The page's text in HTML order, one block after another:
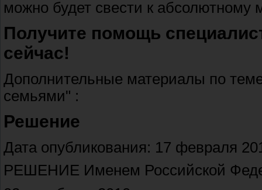
можно будет свести к абсолютному
Получите помощь
сейчас!
Дополнительные материалы по
семьями" :
Решение
Дата опубликования: 17 февраля
РЕШЕНИЕ Именем Российской